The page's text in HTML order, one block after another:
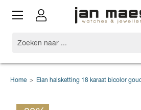
Home > Elan halsketting 18 karaat bicolor